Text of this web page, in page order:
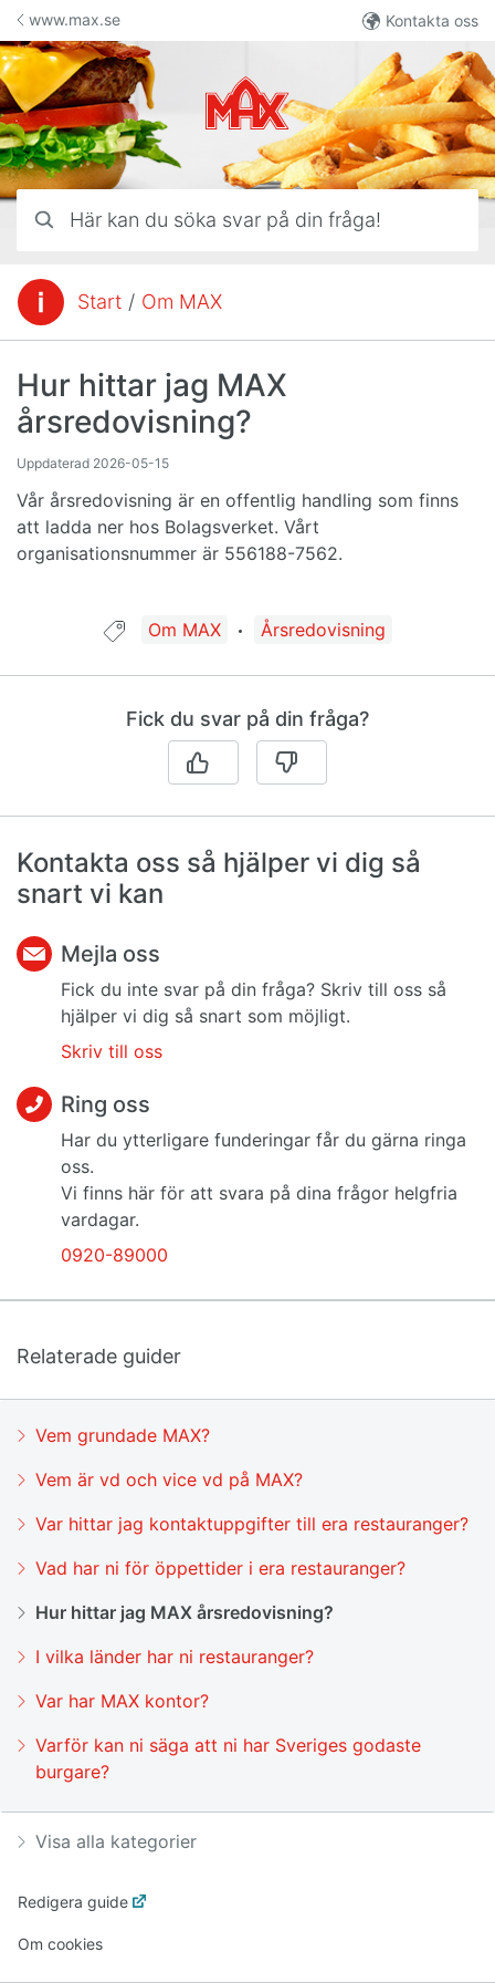
Hoppa till innehåll
Här kan du söka svar på din fråga!
www.max.se Kontakta oss
Du är här:Start / Om MAX
Hur hittar jag MAX
årsredovisning?
Uppdaterad 2026-05-15
Vår årsredovisning är en offentlig handling som finns
att ladda ner hos Bolagsverket. Vårt
organisationsnummer är 556188-7562.
Guide taggad med:
Om MAX Årsredovisning
Fick du svar på din fråga?
Kontakta oss så hjälper vi dig så
snart vi kan
Mejla oss
Fick du inte svar på din fråga? Skriv till oss så
hjälper vi dig så snart som möjligt.
Skriv till oss
Ring oss
Har du ytterligare funderingar får du gärna ringa
oss.
Vi finns här för att svara på dina frågor helgfria
vardagar.
0920-89000
Relaterade guider
Vem grundade MAX?
Vem är vd och vice vd på MAX?
Var hittar jag kontaktuppgifter till era restauranger?
Vad har ni för öppettider i era restauranger?
Hur hittar jag MAX årsredovisning?
I vilka länder har ni restauranger?
Var har MAX kontor?
Varför kan ni säga att ni har Sveriges godaste
burgare?
Visa alla kategorier
Redigera guide
Om cookies